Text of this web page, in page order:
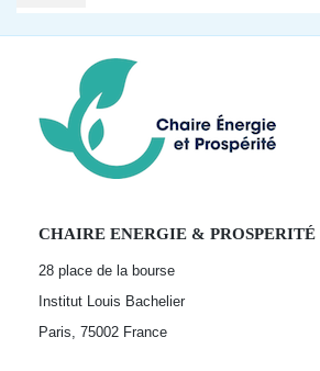
CHAIRE ENERGIE & PROSPERITÉ
28 place de la bourse
Institut Louis Bachelier
Paris, 75002 France